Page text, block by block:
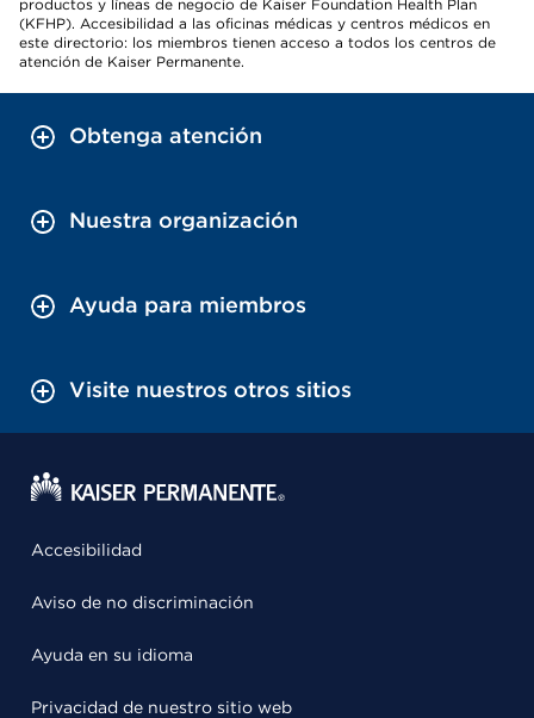
productos y líneas de negocio de Kaiser Foundation Health Plan
(KFHP). Accesibilidad a las oficinas médicas y centros médicos en
este directorio: los miembros tienen acceso a todos los centros de
atención de Kaiser Permanente.
Obtenga atención
Nuestra organización
Ayuda para miembros
Visite nuestros otros sitios
Accesibilidad
Aviso de no discriminación
Ayuda en su idioma
Privacidad de nuestro sitio web